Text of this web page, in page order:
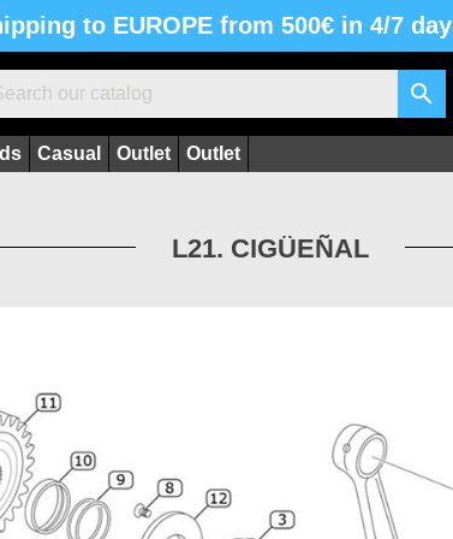
to EUROPE from 500€ in 4/7

Casual Outlet Outlet
L21. CIGÜEÑAL